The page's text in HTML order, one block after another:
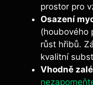
prostor pro
Osazení
(houbového
růst hřibů.
kvalitní
Vhodně